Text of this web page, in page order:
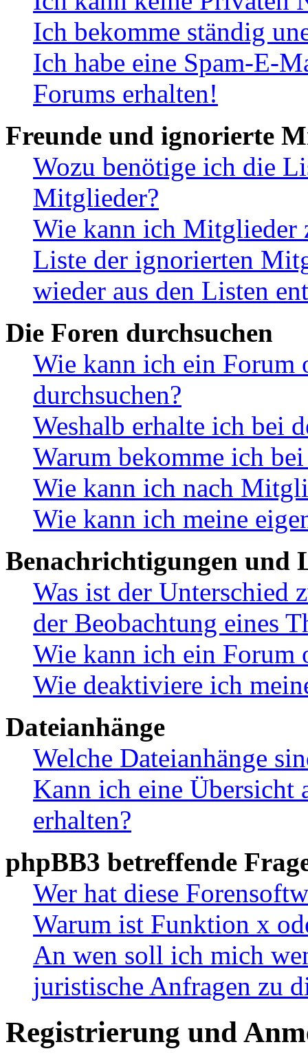
Ich bekomme ständig
Ich habe eine Spam-E-
Forums erhalten!
Freunde und ignorierte
Wozu benötige ich die
Mitglieder?
Wie kann ich Mitglieder
Liste der ignorierten
wieder aus den Listen
Die Foren durchsuchen
Wie kann ich ein Forum
durchsuchen?
Weshalb erhalte ich bei
Warum bekomme ich
Wie kann ich nach
Wie kann ich meine
Benachrichtigungen und
Was ist der Unterschied
der Beobachtung eines
Wie kann ich ein Forum
Wie deaktiviere ich
Dateianhänge
Welche Dateianhänge
Kann ich eine Übersicht
erhalten?
phpBB3 betreffende
Wer hat diese
Warum ist Funktion x
An wen soll ich mich
juristische Anfragen zu
Registrierung und